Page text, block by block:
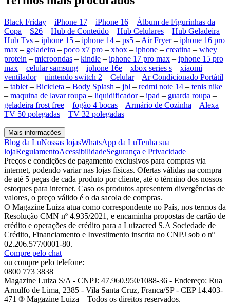
Black Friday – iPhone 17 – iPhone 16 – Álbum de Figurinhas da
Copa – S26 – Hub de Conteúdo – Hub Celulares – Hub Geladeira –
Hub Tvs – iphone 15 – iphone 14 – ps5 – Air Fryer– iphone 16 pro
max – geladeira – poco x7 pro – xbox – iphone – creatina – whey
protein – microondas – kindle – iphone 17 pro max – iphone 15 pro
max – celular samsung – iphone 16e – xbox series s – xiaomi –
ventilador– nintendo switch 2 – Celular– Ar Condicionado Portátil
– tablet – Bicicleta – Body Splash – jbl – redmi note 14 – tenis nike
– maquina de lavar roupa – liquidificador– ipad – guarda roupa –
geladeira frost free – fogão 4 bocas – Armário de Cozinha – Alexa –
TV 50 polegadas – TV 32 polegadas
Mais informações
Blog da LuNossas lojasWhatsApp da LuTenha sua
lojaRegulamentoAcessibilidadeSegurança e Privacidade
Preços e condições de pagamento exclusivos para compras via
internet, podendo variar nas lojas físicas. Ofertas válidas na compra
de até 5 peças de cada produto por cliente, até o término dos nossos
estoques para internet. Caso os produtos apresentem divergências de
valores, o preço válido é o da sacola de compras.
O Magazine Luiza atua como correspondente no País, nos termos da
Resolução CMN nº 4.935/2021, e encaminha propostas de cartão de
crédito e operações de crédito para a Luizacred S.A Sociedade de
Crédito, Financiamento e Investimento inscrita no CNPJ sob o nº
02.206.577/0001-80.
Compre pelo chat
ou compre pelo telefone:
0800 773 3838
Magazine Luiza S/A - CNPJ: 47.960.950/1088-36 - Endereço: Rua
Arnulfo de Lima, 2385 - Vila Santa Cruz, Franca/SP - CEP 14.403-
471 ® Magazine Luiza – Todos os direitos reservados.